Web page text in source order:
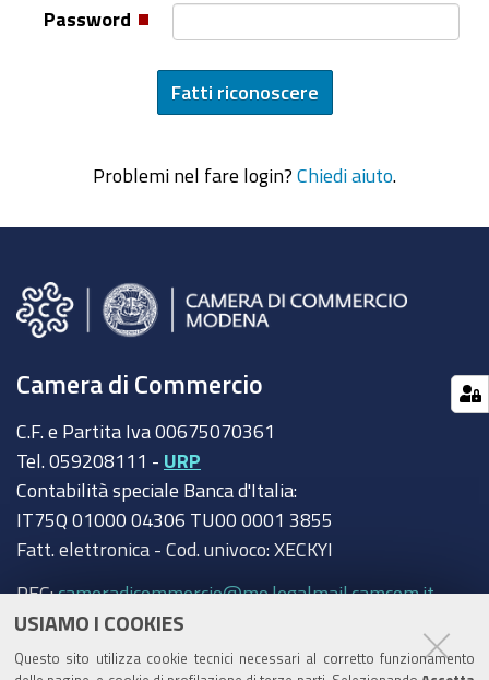
USIAMO I COOKIES
Questo sito utilizza cookie tecnici necessari al corretto funzionamento
Password
Problemi nel fare login? Chiedi aiuto
Camera di Commercio
C.F. e Partita Iva 00675070361
Tel. 059208111 - URP
Contabilità speciale Banca d'Italia:
IT75Q 01000 04306 TU00 0001 3855
Fatt. elettronica - Cod. univoco: XECKYI
PEC:cameradicommercio@mo.legalmail.camcom.it
Trasparenza